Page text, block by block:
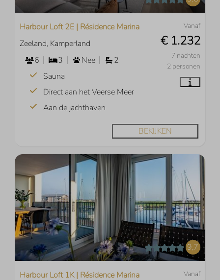
Vanaf
€ 1.232
7 nachten
2 personen
Harbour Loft 2E | Résidence Marina
Zeeland, Kamperland
6
3 Nee
2
Sauna
Direct aan het Veerse Meer
Aan de jachthaven
BEKIJKEN
9,7
Vanaf
Harbour Loft 1K | Résidence Marina